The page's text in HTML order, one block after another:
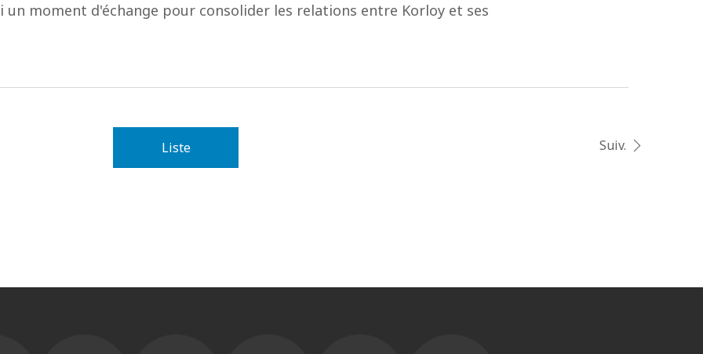
un moment d'échange pour consolider les relations entre Korloy et ses
Liste Suiv.